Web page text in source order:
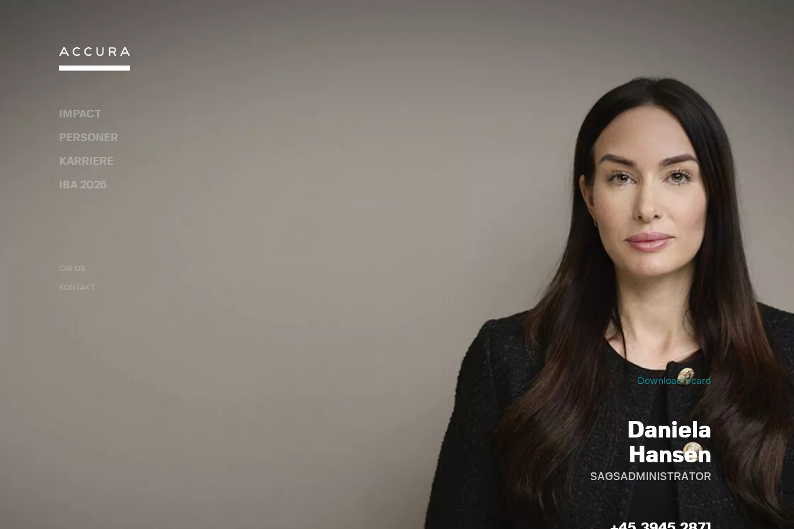
IMPACT
PERSONER
KARRIERE
IBA 2026
OM OS
KONTAKT
Download Vcard
Daniela
Hansen
SAGSADMINISTRATOR